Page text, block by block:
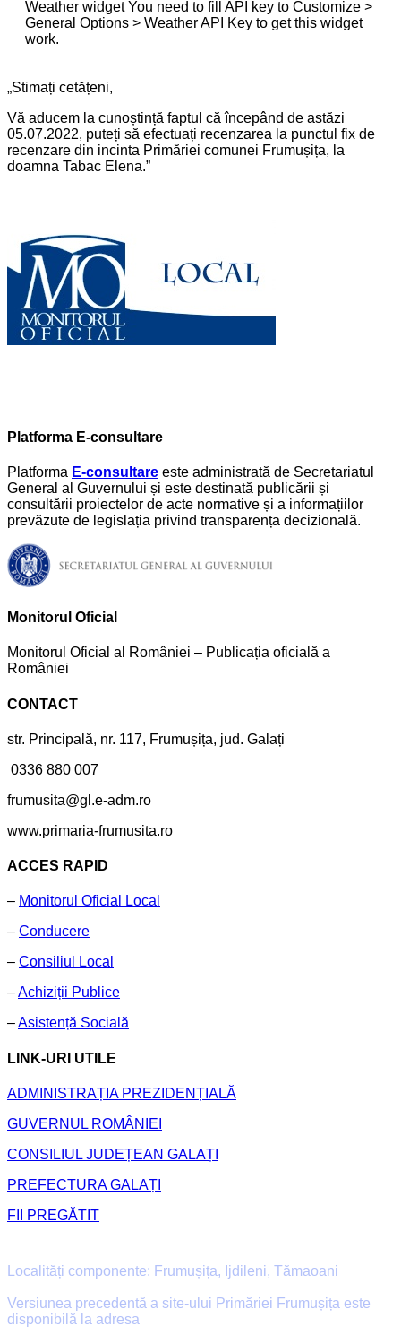
Weather widgetYou need to fill API key to Customize >
General Options > Weather API Key to get this widget
work.
„Stimați cetățeni,
Vă aducem la cunoștință faptul că începând de astăzi
05.07.2022, puteți să efectuați recenzarea la punctul fix de
recenzare din incinta Primăriei comunei Frumușița, la
doamna Tabac Elena.”
Platforma E-consultare
Platforma E-consultare este administrată de Secretariatul
General al Guvernului și este destinată publicării și
consultării proiectelor de acte normative și a informațiilor
prevăzute de legislația privind transparența decizională.
Monitorul Oficial
Monitorul Oficial al României – Publicația oficială a
României
CONTACT
str. Principală, nr. 117, Frumușița, jud. Galați
0336 880 007
frumusita@gl.e-adm.ro
www.primaria-frumusita.ro
ACCES RAPID
– Monitorul Oficial Local
– Conducere
– Consiliul Local
–Achiziții Publice
–Asistență Socială
LINK-URI UTILE
ADMINISTRAȚIA PREZIDENȚIALĂ
GUVERNUL ROMÂNIEI
CONSILIUL JUDEȚEAN GALAȚI
PREFECTURA GALAȚI
FII PREGĂTIT
Localități componente: Frumușița, Ijdileni, Tămaoani
Versiunea precedentă a site-ului Primăriei Frumușița este
disponibilă la adresa